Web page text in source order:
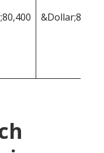
&Dollar;80,428